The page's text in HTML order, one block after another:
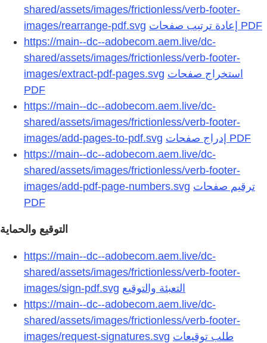
shared/assets/images/frictionless/verb-footer-
images/rearrange-pdf.svg
https://main--dc--adobecom.aem.live/dc-
shared/assets/images/frictionless/verb-footer-
images/extract-pdf-pages.svg استخراج صفحات
https://main--dc--adobecom.aem.live/dc-
shared/assets/images/frictionless/verb-footer-
images/add-pages-to-pdf.svg
https://main--dc--adobecom.aem.live/dc-
shared/assets/images/frictionless/verb-footer-
images/add-pdf-page-numbers.svg ترقيم صفحات
التوقيع والحماية
https://main--dc--adobecom.aem.live/dc-
shared/assets/images/frictionless/verb-footer-
images/sign-pdf.svg التعبئة والتوقيع
https://main--dc--adobecom.aem.live/dc-
shared/assets/images/frictionless/verb-footer-
images/request-signatures.svg طلب توقيعات